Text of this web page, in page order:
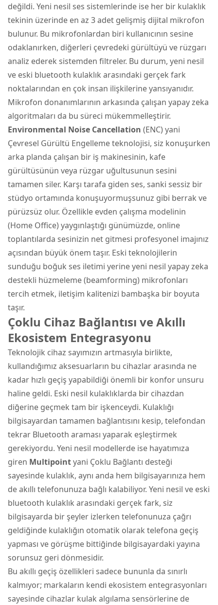
değildi. Yeni nesil ses sistemlerinde ise her bir kulaklık
tekinin üzerinde en az 3 adet gelişmiş dijital mikrofon
bulunur. Bu mikrofonlardan biri kullanıcının sesine
odaklanırken, diğerleri çevredeki gürültüyü ve rüzgarı
analiz ederek sistemden filtreler. Bu durum, yeni nesil
ve eski bluetooth kulaklık arasındaki gerçek fark
noktalarından en çok insan ilişkilerine yansıyanıdır.
Mikrofon donanımlarının arkasında çalışan yapay zeka
algoritmaları da bu süreci mükemmelleştirir.
Environmental Noise Cancellation (ENC) yani
Çevresel Gürültü Engelleme teknolojisi, siz konuşurken
arka planda çalışan bir iş makinesinin, kafe
gürültüsünün veya rüzgar uğultusunun sesini
tamamen siler. Karşı tarafa giden ses, sanki sessiz bir
stüdyo ortamında konuşuyormuşsunuz gibi berrak ve
pürüzsüz olur. Özellikle evden çalışma modelinin
(Home Office) yaygınlaştığı günümüzde, online
toplantılarda sesinizin net gitmesi profesyonel imajınız
açısından büyük önem taşır. Eski teknolojilerin
sunduğu boğuk ses iletimi yerine yeni nesil yapay zeka
destekli hüzmeleme (beamforming) mikrofonları
tercih etmek, iletişim kalitenizi bambaşka bir boyuta
taşır.
Çoklu Cihaz Bağlantısı ve Akıllı
Ekosistem Entegrasyonu
Teknolojik cihaz sayımızın artmasıyla birlikte,
kullandığımız aksesuarların bu cihazlar arasında ne
kadar hızlı geçiş yapabildiği önemli bir konfor unsuru
haline geldi. Eski nesil kulaklıklarda bir cihazdan
diğerine geçmek tam bir işkenceydi. Kulaklığı
bilgisayardan tamamen bağlantısını kesip, telefondan
tekrar Bluetooth araması yaparak eşleştirmek
gerekiyordu. Yeni nesil modellerde ise hayatımıza
giren Multipointyani Çoklu Bağlantı desteği
sayesinde kulaklık, aynı anda hem bilgisayarınıza hem
de akıllı telefonunuza bağlı kalabiliyor. Yeni nesil ve eski
bluetooth kulaklık arasındaki gerçek fark, siz
bilgisayarda bir şeyler izlerken telefonunuza çağrı
geldiğinde kulaklığın otomatik olarak telefona geçiş
yapması ve görüşme bittiğinde bilgisayardaki yayına
sorunsuz geri dönmesidir.
Bu akıllı geçiş özellikleri sadece bununla da sınırlı
kalmıyor; markaların kendi ekosistem entegrasyonları
sayesinde cihazlar kulak algılama sensörlerine de